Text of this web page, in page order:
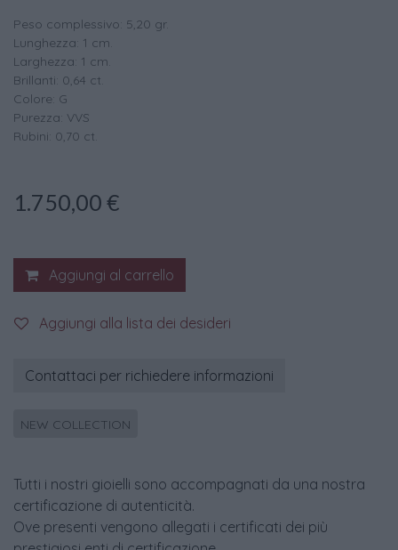
Peso complessivo: 5,20 gr.
Lunghezza: 1 cm.
Larghezza: 1 cm.
Brillanti: 0,64 ct.
Colore: G
Purezza: VVS
Rubini: 0,70 ct.
1.750,00 €
Aggiungi al carrello
Aggiungi alla lista dei desideri
Contattaci per richiedere informazioni
NEW COLLECTION
Tutti i nostri gioielli sono accompagnati da una nostra
certificazione di autenticità.
Ove presenti vengono allegati i certificati dei più